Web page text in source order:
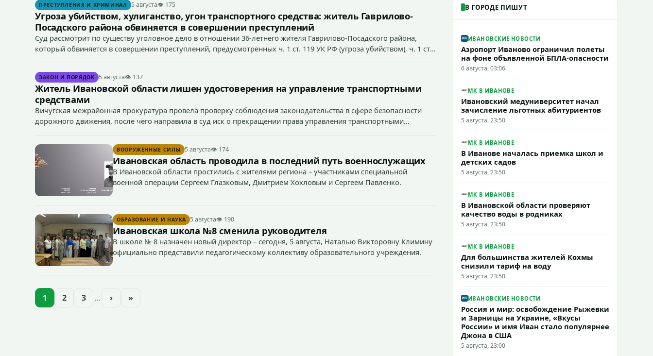
ПРЕСТУПЛЕНИЯ И КРИМИНАЛ 5 августа👁 175
Угроза убийством, хулиганство, угон транспортного средства: житель Гаврилово-
Посадского района обвиняется в совершении преступлений
Суд рассмотрит по существу уголовное дело в отношении 36-летнего жителя Гаврилово-Посадского района,
который обвиняется в совершении преступлений, предусмотренных ч. 1 ст. 119 УК РФ (угроза убийством), ч. 1 ст.
ЗАКОН И ПОРЯДОК 5 августа👁 137
Житель Ивановской области лишен удостоверения на управление транспортными
средствами
Вичугская межрайонная прокуратура провела проверку соблюдения законодательства в сфере безопасности
дорожного движения, после чего направила в суд иск о прекращении права управления транспортными
ВООРУЖЕННЫЕ СИЛЫ 5 августа👁 174
Ивановская область проводила в последний путь военнослужащих
В Ивановской области простились с жителями региона – участниками специальной
военной операции Сергеем Глазковым, Дмитрием Хохловым и Сергеем Павленко.
ОБРАЗОВАНИЕ И НАУКА 5 августа👁 190
Ивановская школа №8 сменила руководителя
В школе № 8 назначен новый директор – сегодня, 5 августа, Наталью Викторовну Климину
официально представили педагогическому коллективу образовательного учреждения.
1 2 3 … › »
В ГОРОДЕ ПИШУТ
ИВАНОВСКИЕ НОВОСТИ
Аэропорт Иваново ограничил полеты
на фоне объявленной БПЛА-опасности
6 августа, 03:06
МК В ИВАНОВЕ
Ивановский медуниверситет начал
зачисление льготных абитуриентов
5 августа, 23:50
МК В ИВАНОВЕ
В Иванове началась приемка школ и
детских садов
5 августа, 23:50
МК В ИВАНОВЕ
В Ивановской области проверяют
качество воды в родниках
5 августа, 23:50
МК В ИВАНОВЕ
Для большинства жителей Кохмы
снизили тариф на воду
5 августа, 23:50
ИВАНОВСКИЕ НОВОСТИ
Россия и мир: освобождение Рыжевки
и Зарницы на Украине, «Вкусы
России» и имя Иван стало популярнее
Джона в США
5 августа, 23:00